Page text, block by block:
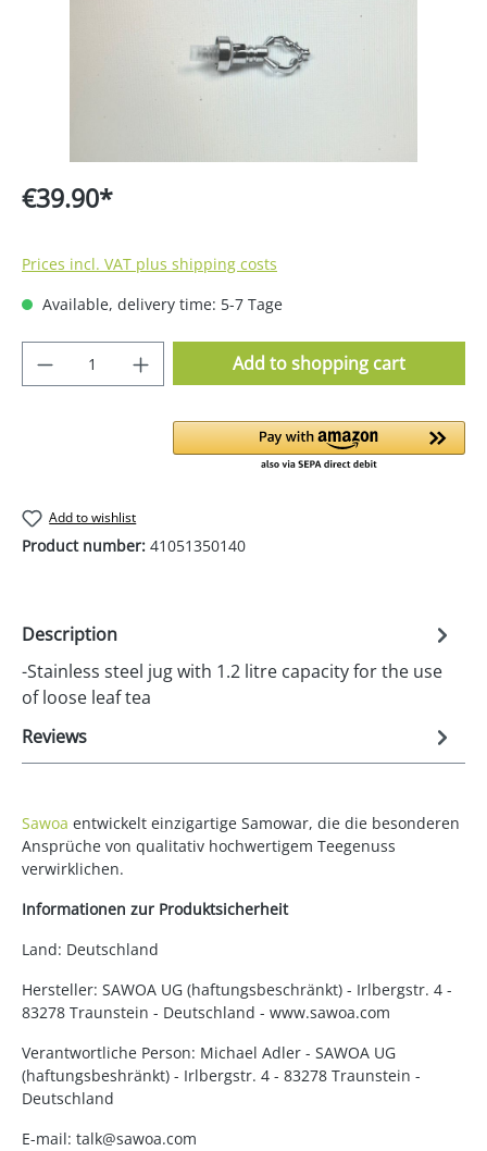
€39.90*
Prices incl. VAT plus shipping costs
Available, delivery time: 5-7 Tage
Product Quantity: Enter the desired
Add to shopping cart
Add to wishlist
Product number: 41051350140
Description
-Stainless steel jug with 1.2 litre capacity for the use
of loose leaf tea
Reviews
Sawoa entwickelt einzigartige Samowar, die die besonderen
Ansprüche von qualitativ hochwertigem Teegenuss
verwirklichen.
Informationen zur Produktsicherheit
Land: Deutschland
Hersteller: SAWOA UG (haftungsbeschränkt) - Irlbergstr. 4 -
83278 Traunstein - Deutschland - www.sawoa.com
Verantwortliche Person: Michael Adler - SAWOA UG
(haftungsbeshränkt) - Irlbergstr. 4 - 83278 Traunstein -
Deutschland
E-mail: talk@sawoa.com